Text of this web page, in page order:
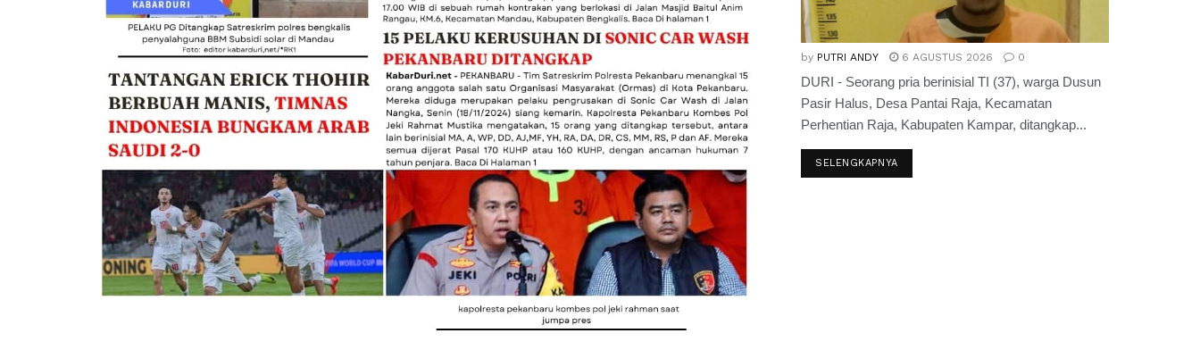
by PUTRI ANDY 6 AGUSTUS 2026 0
DURI - Seorang pria berinisial TI (37), warga Dusun
Pasir Halus, Desa Pantai Raja, Kecamatan
Perhentian Raja, Kabupaten Kampar, ditangkap...
SELENGKAPNYA